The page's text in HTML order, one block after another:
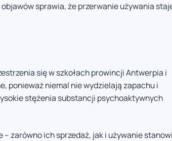
sprawia, że przerwanie używania
się w szkołach prowincji Antwerpia i
ponieważ niemal nie wydzielają zapachu i
stężenia substancji psychoaktywnych
zarówno ich sprzedaż, jak i używanie stanowi